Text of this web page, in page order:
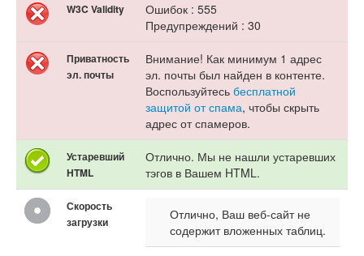
W3C Validity
Ошибок : 555
Предупреждений : 30
Приватность
эл. почты
Внимание! Как минимум 1 адрес
эл. почты был найден в контенте.
Воспользуйтесь бесплатной
защитой от спама, чтобы скрыть
адрес от спамеров.
Устаревший
HTML
Отлично. Мы не нашли устаревших
тэгов в Вашем HTML.
Скорость
загрузки
Отлично, Ваш веб-сайт не
содержит вложенных таблиц.